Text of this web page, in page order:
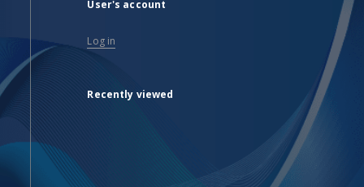
User's account
Log in
Recently viewed